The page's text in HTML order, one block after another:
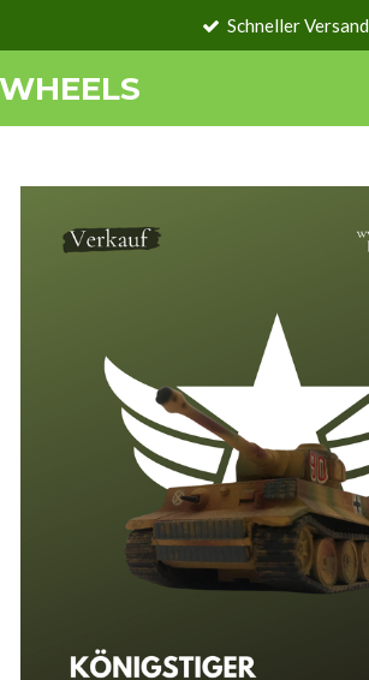
Schneller Versand